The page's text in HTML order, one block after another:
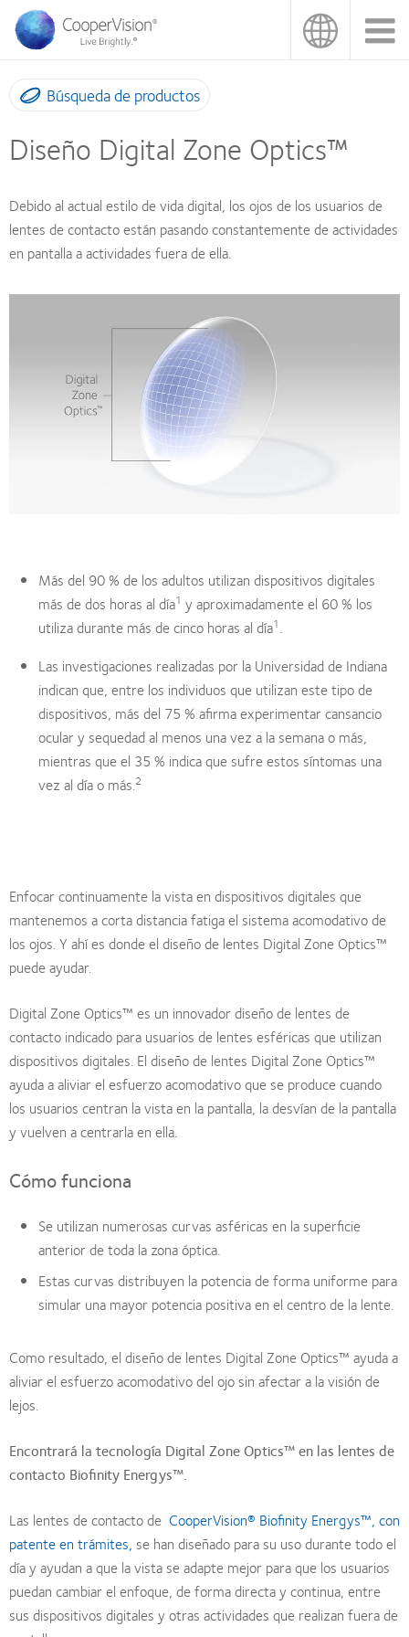
Pasar
contenido
principal
Búsqueda de productos
Diseño Digital Zone Optics™
Debido al actual estilo de vida digital, los ojos de los usuarios de
lentes de contacto están pasando constantemente de actividades
en pantalla a actividades fuera de ella.
Más del 90 % de los adultos utilizan dispositivos digitales
más de dos horas al día1 y aproximadamente el 60 % los
utiliza durante más de cinco horas al día1.
Las investigaciones realizadas por la Universidad de Indiana
indican que, entre los individuos que utilizan este tipo de
dispositivos, más del 75 % afirma experimentar cansancio
ocular y sequedad al menos una vez a la semana o más,
mientras que el 35 % indica que sufre estos síntomas una
vez al día o más.2
Enfocar continuamente la vista en dispositivos digitales que
mantenemos a corta distancia fatiga el sistema acomodativo de
los ojos. Y ahí es donde el diseño de lentes Digital Zone Optics™
puede ayudar.
Digital Zone Optics™ es un innovador diseño de lentes de
contacto indicado para usuarios de lentes esféricas que utilizan
dispositivos digitales. El diseño de lentes Digital Zone Optics™
ayuda a aliviar el esfuerzo acomodativo que se produce cuando
los usuarios centran la vista en la pantalla, la desvían de la pantalla
y vuelven a centrarla en ella.
Cómo funciona
Se utilizan numerosas curvas asféricas en la superficie
anterior de toda la zona óptica.
Estas curvas distribuyen la potencia de forma uniforme para
simular una mayor potencia positiva en el centro de la lente.
Como resultado, el diseño de lentes Digital Zone Optics™ ayuda a
aliviar el esfuerzo acomodativo del ojo sin afectar a la visión de
lejos.
Encontrará la tecnología Digital Zone Optics™ en las lentes de
contacto Biofinity Energys™.
Las lentes de contacto de CooperVision® Biofinity Energys™, con
patente en trámites, se han diseñado para su uso durante todo el
día y ayudan a que la vista se adapte mejor para que los usuarios
puedan cambiar el enfoque, de forma directa y continua, entre
sus dispositivos digitales y otras actividades que realizan fuera de